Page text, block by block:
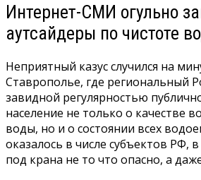
Интернет-СМИ огульно
аутсайдеры по чистоте
Неприятный казус случился на
Ставрополье, где региональный
завидной регулярностью
население не только о качестве
воды, но и о состоянии всех
оказалось в числе субъектов РФ,
под крана не то что опасно, а